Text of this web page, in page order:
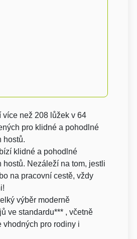
než 208 lůžek v 64
pro klidné a pohodlné
hostů.
klidné a pohodlné
hostů. Nezáleží na tom, jestli
na pracovní cestě, vždy
výběr moderně
ve standardu*** , včetně
vhodných pro rodiny i